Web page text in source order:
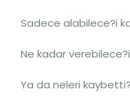
Sadece alabilece?i
Ne kadar
Ya da neleri